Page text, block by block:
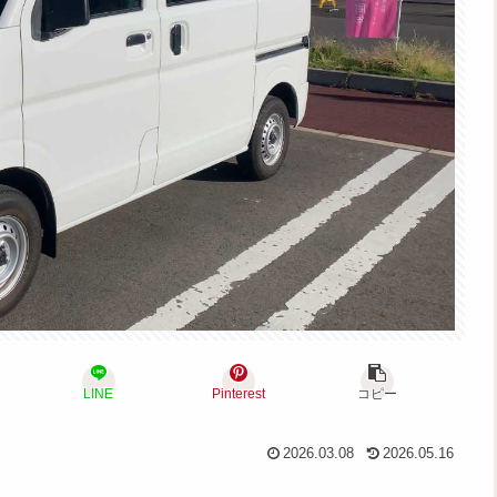
LINE Pinterest コピー
2026.03.08 2026.05.16